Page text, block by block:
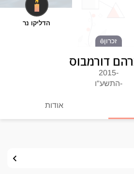
זכרון
הדליקו נר
דורמבוס
-2015
-התשע"ו
אודות